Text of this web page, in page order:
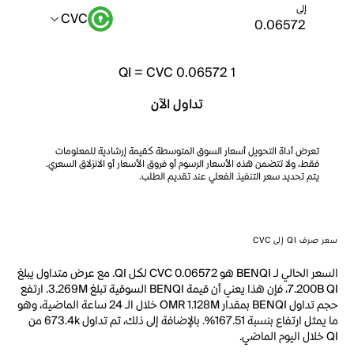
إلى CVC
1
QI =CVC 0.06572
تداول الآن
تعرض أداة التحويل أسعار السوق المتوسطة كقيمة إرشادية للمعلومات
فقط، ولا تتضمن هذه الأسعار الرسوم أو فروق الأسعار أو الانزلاق السعري.
يتم تحديد سعر التنفيذ الفعلي عند تقديم الطلب.
سعر صرف QI إلى CVC
السعر الحالي لـ BENQI هو CVC 0.06572 لكل QI. مع عرض متداول يبلغ
7.200B QI، فإن هذا يعني أن قيمة BENQI السوقية تبلغ 3.269M. ارتفع
حجم تداول BENQI بمقدار OMR 1.128M خلال الـ 24 ساعة الماضية، وهو
ما يمثل ارتفاع بنسبة 167.51%. بالإضافة إلى ذلك، تم تداول 673.4k من
QI خلال اليوم الماضي.